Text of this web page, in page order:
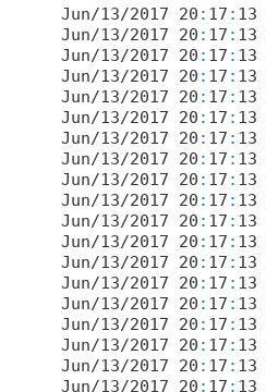
Jun/13/2017 20 : 17 : 13
Jun/13/2017 20 : 17 : 13
Jun/13/2017 20 : 17 : 13
Jun/13/2017 20 : 17 : 13
Jun/13/2017 20 : 17 : 13
Jun/13/2017 20 : 17 : 13
Jun/13/2017 20 : 17 : 13
Jun/13/2017 20 : 17 : 13
Jun/13/2017 20 : 17 : 13
Jun/13/2017 20 : 17 : 13
Jun/13/2017 20 : 17 : 13
Jun/13/2017 20 : 17 : 13
Jun/13/2017 20 : 17 : 13
Jun/13/2017 20 : 17 : 13
Jun/13/2017 20 : 17 : 13
Jun/13/2017 20 : 17 : 13
Jun/13/2017 20 : 17 : 13
Jun/13/2017 20 : 17 : 13
Jun/13/2017 20 : 17 : 13